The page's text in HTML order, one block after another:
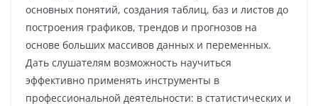
основных понятий, создания таблиц, баз и листов до
построения графиков, трендов и прогнозов на
основе больших массивов данных и переменных.
Дать слушателям возможность научиться
эффективно применять инструменты в
профессиональной деятельности: в статистических и